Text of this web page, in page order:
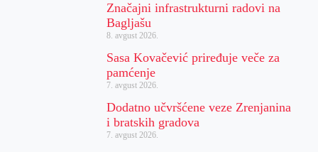
Značajni infrastrukturni radovi na
Bagljašu
8. avgust 2026.
Sasa Kovačević priređuje veče za
pamćenje
7. avgust 2026.
Dodatno učvršćene veze Zrenjanina
i bratskih gradova
7. avgust 2026.